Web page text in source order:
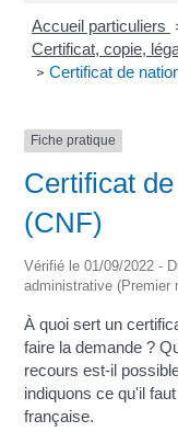
Accueil particuliers
Certificat, copie,
> Certificat de
Fiche pratique
Certificat
(CNF)
Vérifié le 01/09/2022 -
administrative (Premier
À quoi sert un
faire la demande ?
recours est-il
indiquons ce qu'il
française.